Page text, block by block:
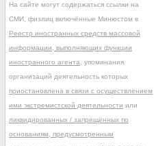
На сайте могут содержаться ссылки на
СМИ, физлиц включённые Минюстом в
Реестр иностранных средств массовой
информации, выполняющих функции
иностранного агента , упоминания
организаций деятельность которых
приостановлена в связи с осуществлением
ими экстремистской деятельности или
ликвидированных / запрещённых по
основаниям, предусмотренным